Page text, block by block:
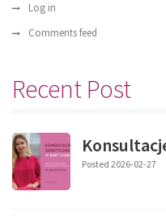
Log in
Comments feed
Recent Post
Posted 2026-02-27